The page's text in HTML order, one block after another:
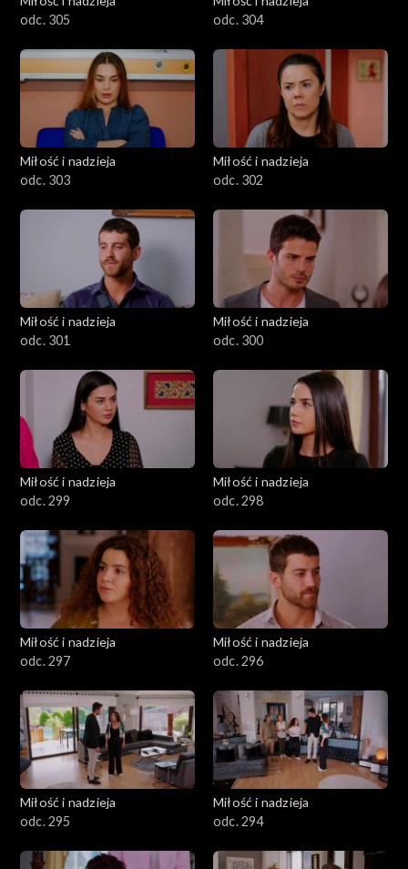
odc. 305
odc. 304
Miłość i nadzieja
odc. 303
Miłość i nadzieja
odc. 302
Miłość i nadzieja
odc. 301
Miłość i nadzieja
odc. 300
Miłość i nadzieja
odc. 299
Miłość i nadzieja
odc. 298
Miłość i nadzieja
odc. 297
Miłość i nadzieja
odc. 296
Miłość i nadzieja
odc. 295
Miłość i nadzieja
odc. 294